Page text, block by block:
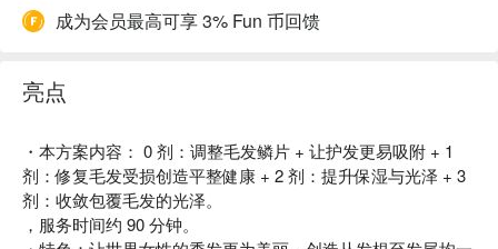
成为会员最高可享 3% Fun 币回馈
亮点
・本方案内容： 0 剂：调整毛发鳞片 + 让护发更易吸附 + 1
剂：修复毛发受损创造平整健康 + 2 剂：提升保湿与光泽 + 3
剂：收敛包覆毛发的光泽。
，服务时间约 90 分钟。